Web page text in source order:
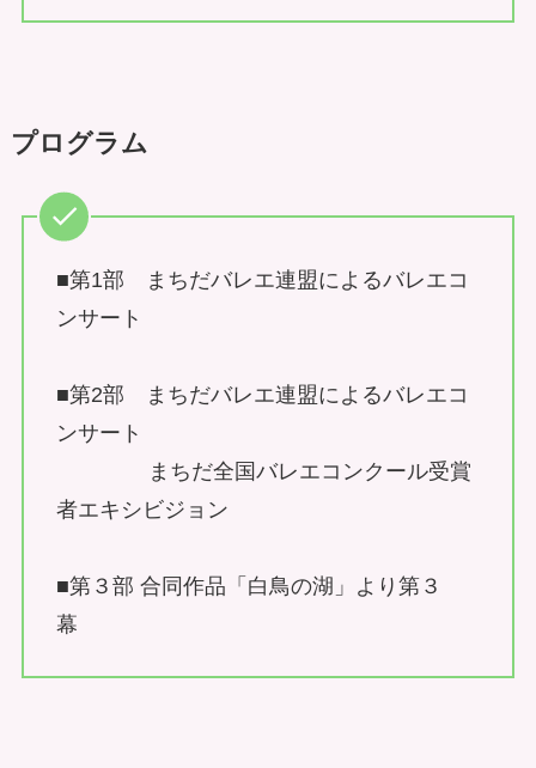
プログラム
■第1部 まちだバレエ連盟によるバレエコ
ンサート
■第2部 まちだバレエ連盟によるバレエコ
ンサート
まちだ全国バレエコンクール受賞
者エキシビジョン
■第３部 合同作品「白鳥の湖」より第３
幕